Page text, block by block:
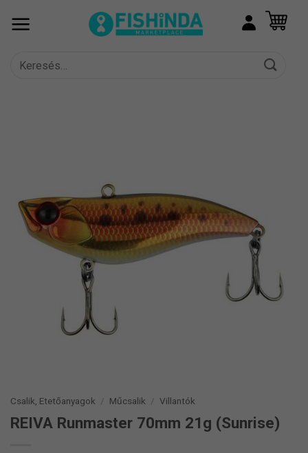
Keresés
Csalik, Etetőanyagok / Műcsalik / Villantók
REIVA Runmaster 70mm 21g (Sunrise)